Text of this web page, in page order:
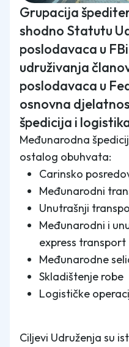
Grupacija
shodno Statutu
poslodavaca u
udruživanja
poslodavaca u
osnovna
špedicija i
Međunarodna
ostalog obuhvata:
Carinsko
Međunarodni
Unutrašnji
Međunarodni i
express transport
Međunarodne
Skladištenje robe
Logističke
Ciljevi Udruženja su